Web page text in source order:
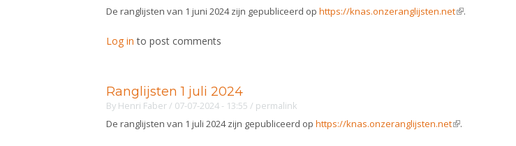
De ranglijsten van 1 juni 2024 zijn gepubliceerd op https://knas.onzeranglijsten.net(link is external)
.
Log in to post comments
Ranglijsten 1 juli 2024
By Henri Faber/ 07-07-2024 - 13:55 / permalink
De ranglijsten van 1 juli 2024 zijn gepubliceerd op https://knas.onzeranglijsten.net(link is external)
.